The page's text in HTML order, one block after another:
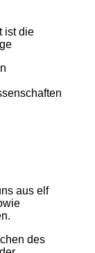
ist die
aus elf
des